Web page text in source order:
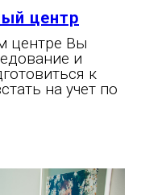
центр
центре Вы
и
к
на учет по